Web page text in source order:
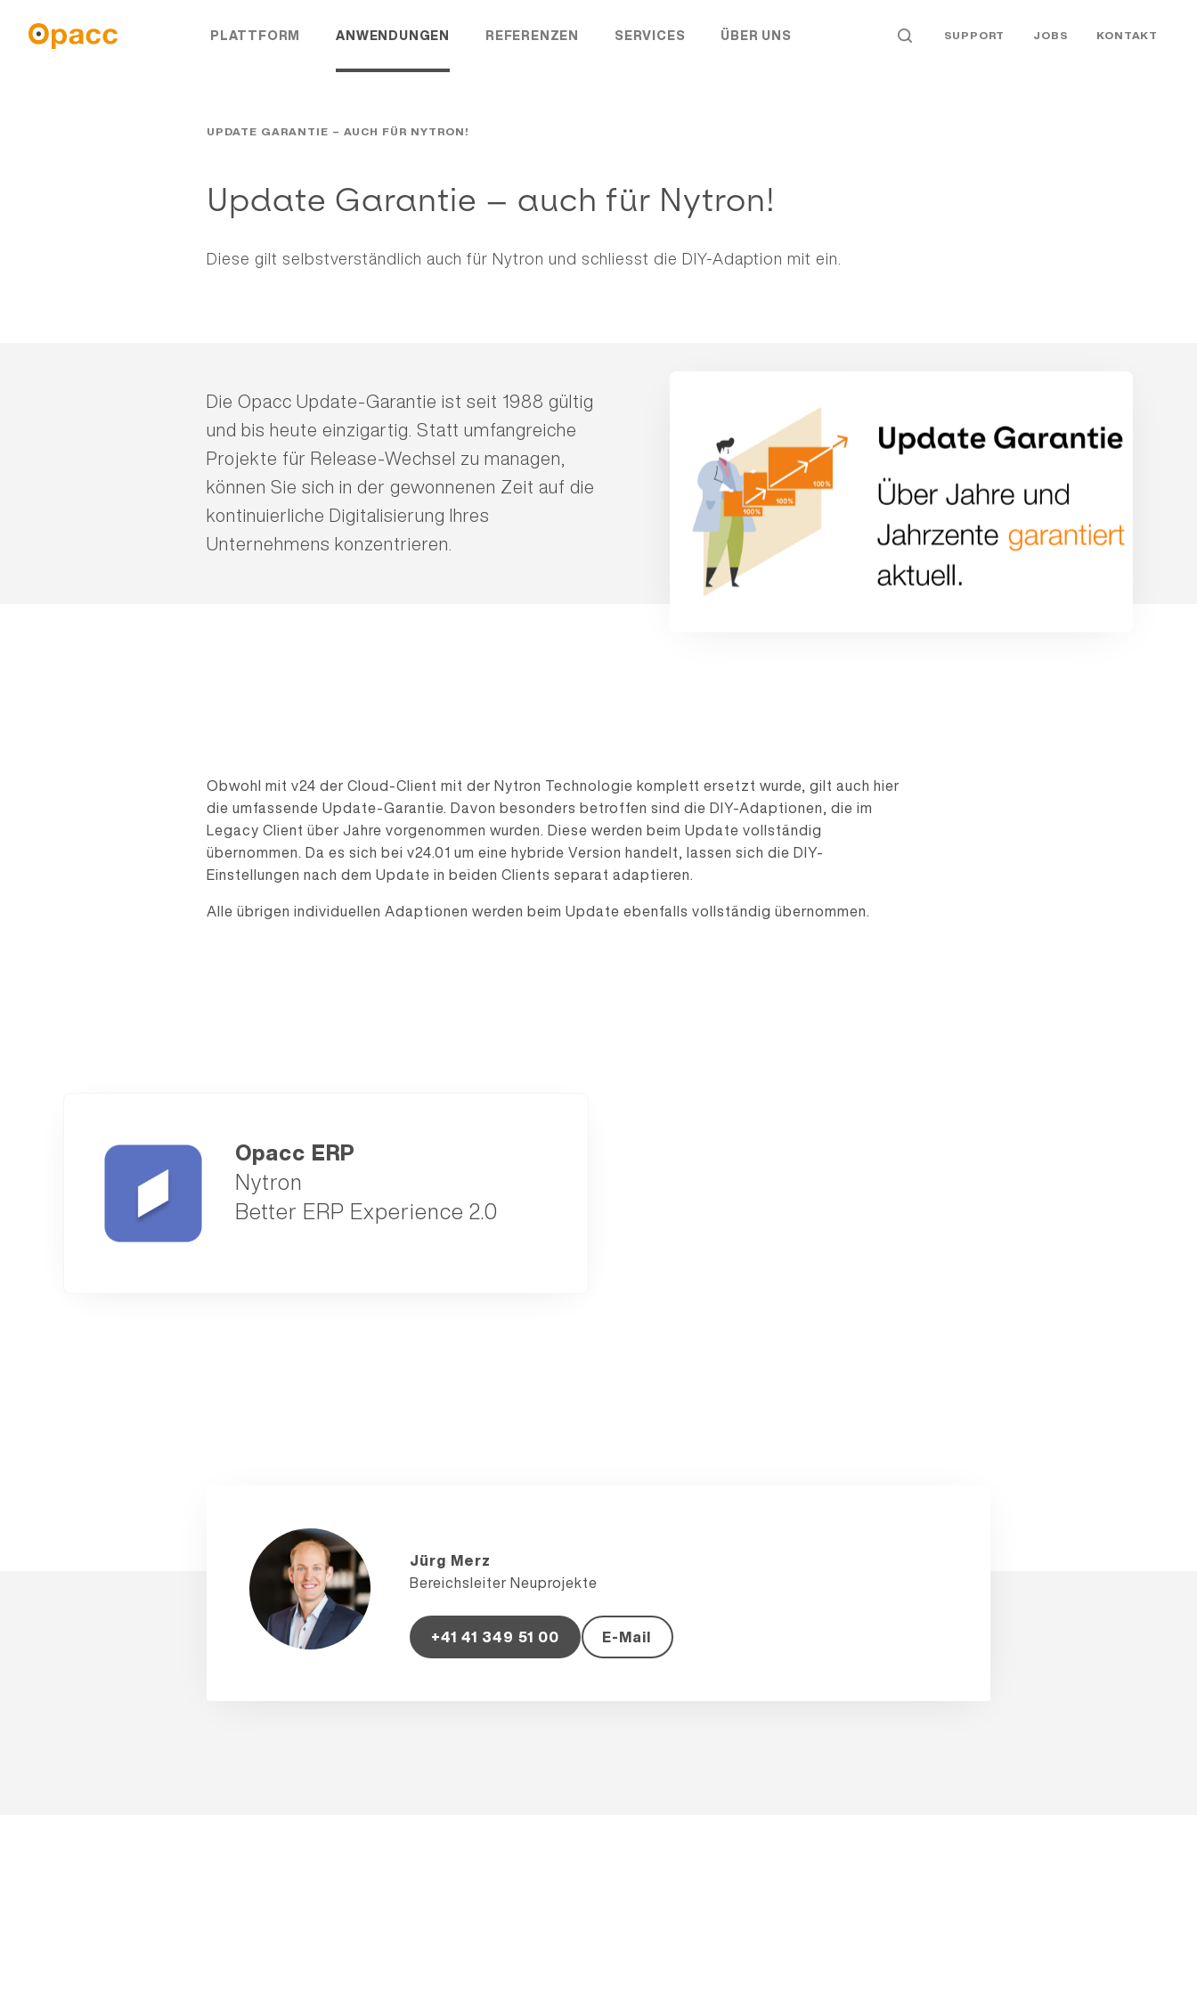
PLATTFORM ANWENDUNGEN REFERENZEN SERVICES ÜBER UNS SUPPORT JOBS KONTAKT
UPDATE GARANTIE – AUCH FÜR NYTRON!
Update Garantie – auch für Nytron!
Diese gilt selbstverständlich auch für Nytron und schliesst die DIY-Adaption mit ein.
Die Opacc Update-Garantie ist seit 1988 gültig
und bis heute einzigartig. Statt umfangreiche
Projekte für Release-Wechsel zu managen,
können Sie sich in der gewonnenen Zeit auf die
kontinuierliche Digitalisierung Ihres
Unternehmens konzentrieren.
Obwohl mit v24 der Cloud-Client mit der Nytron Technologie komplett ersetzt wurde, gilt auch hier
die umfassende Update-Garantie. Davon besonders betroffen sind die DIY-Adaptionen, die im
Legacy Client über Jahre vorgenommen wurden. Diese werden beim Update vollständig
übernommen. Da es sich bei v24.01 um eine hybride Version handelt, lassen sich die DIY-
Einstellungen nach dem Update in beiden Clients separat adaptieren.
Alle übrigen individuellen Adaptionen werden beim Update ebenfalls vollständig übernommen.
Opacc ERP
Ny­tron
Bet­ter ERP Experience 2.0
Jürg Merz
Bereichsleiter Neuprojekte
+41 41 349 51 00 E-Mail